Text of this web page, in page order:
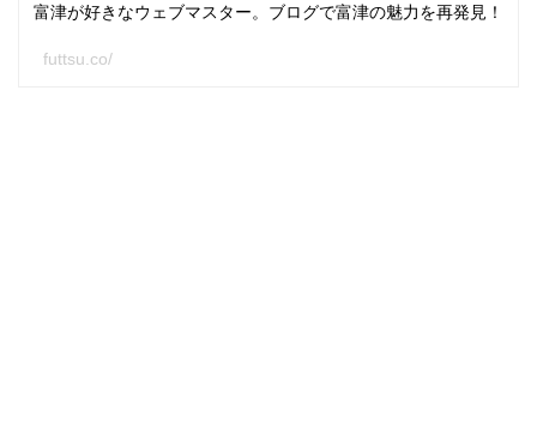
富津が好きなウェブマスター。ブログで富津の魅力を再発見！
futtsu.co/